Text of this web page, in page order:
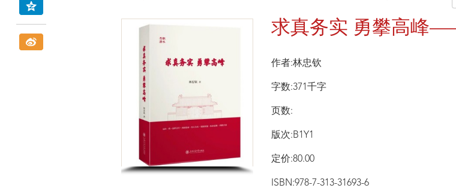
求真务实 勇攀高峰
作者:林忠钦
字数:371千字
页数:
版次:B1Y1
定价:80.00
ISBN:978-7-313-31693-6